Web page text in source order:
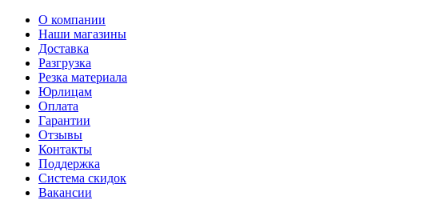
О компании
Наши магазины
Доставка
Разгрузка
Резка материала
Юрлицам
Оплата
Гарантии
Отзывы
Контакты
Поддержка
Система скидок
Вакансии